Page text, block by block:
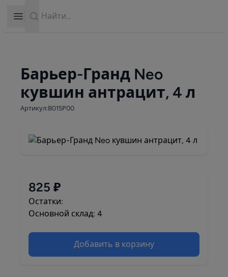
Open sidebar
Барьер-Гранд Neo
кувшин антрацит, 4 л
Артикул:В015Р00
825 ₽
Остатки:
Основной склад: 4
Добавить в корзину